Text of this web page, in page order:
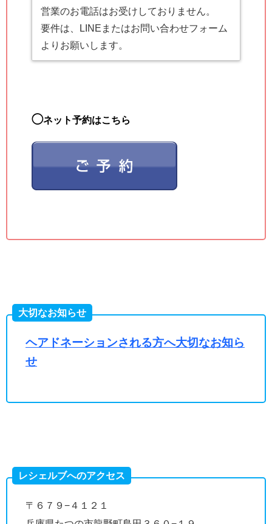
営業のお電話はお受けしておりません。
要件は、LINEまたはお問い合わせフォーム
よりお願いします。
◯ネット予約はこちら
大切なお知らせ
ヘアドネーションされる方へ大切なお知ら
せ
レシェルブへのアクセス
〒６７９−４１２１